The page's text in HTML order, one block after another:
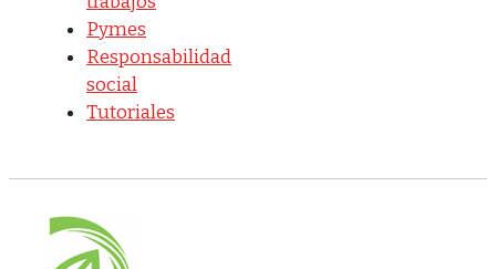
Pymes
Responsabilidad
social
Tutoriales